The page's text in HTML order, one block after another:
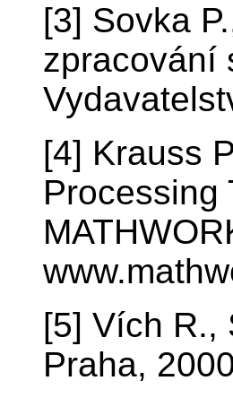
[3] Sovka
zpracování
[4] Krauss
Processing
[5] Vích R.,
Praha,